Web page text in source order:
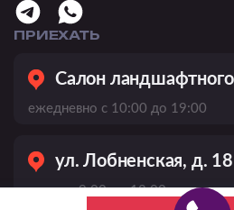
ПРИЕХАТЬ
Салон
ежедневно с 10:00 до 19:00
ул. Лобненская, д. 18
пн–пт с 9:00 до 18:00,